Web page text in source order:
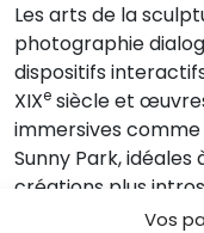
Vos
Les arts de la
photographie
dispositifs
XIXe siècle et
immersives
Sunny Park,
créations plus
Patrick Neu et